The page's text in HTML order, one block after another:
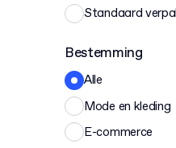
Standaard
Bestemming
Alle
Mode en kleding
E-commerce